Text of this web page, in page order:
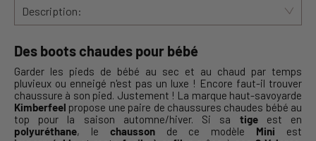
Description:
Des boots chaudes pour bébé
Garder les pieds de bébé au sec et au chaud par temps
pluvieux ou enneigé n'est pas un luxe ! Encore faut-il trouver
chaussure à son pied. Justement ! La marque haut-savoyarde
Kimberfeel propose une paire de chaussures chaudes bébé au
top pour la saison automne/hiver. Si sa tigeest en
polyuréthane, le chaussonde ce modèle Mini est